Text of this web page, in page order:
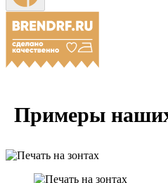
Примеры